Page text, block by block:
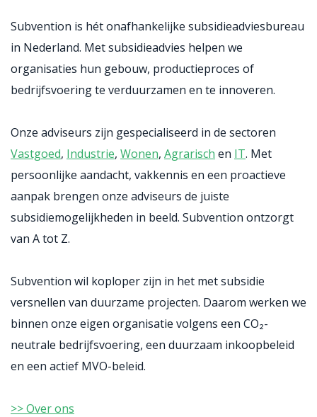
Subvention is hét onafhankelijke subsidieadviesbureau
in Nederland. Met subsidieadvies helpen we
organisaties hun gebouw, productieproces of
bedrijfsvoering te verduurzamen en te innoveren.
Onze adviseurs zijn gespecialiseerd in de sectoren
Vastgoed, Industrie, Wonen, Agrarisch en IT. Met
persoonlijke aandacht, vakkennis en een proactieve
aanpak brengen onze adviseurs de juiste
subsidiemogelijkheden in beeld. Subvention ontzorgt
van A tot Z.
Subvention wil koploper zijn in het met subsidie
versnellen van duurzame projecten. Daarom werken we
binnen onze eigen organisatie volgens een CO₂-
neutrale bedrijfsvoering, een duurzaam inkoopbeleid
en een actief MVO-beleid.
>> Over ons